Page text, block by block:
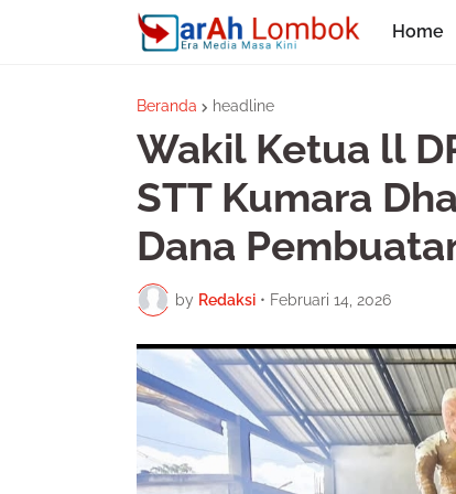
Home
Beranda headline
Wakil Ketua ll
STT Kumara
Dana
by Redaksi • Februari 14, 2026